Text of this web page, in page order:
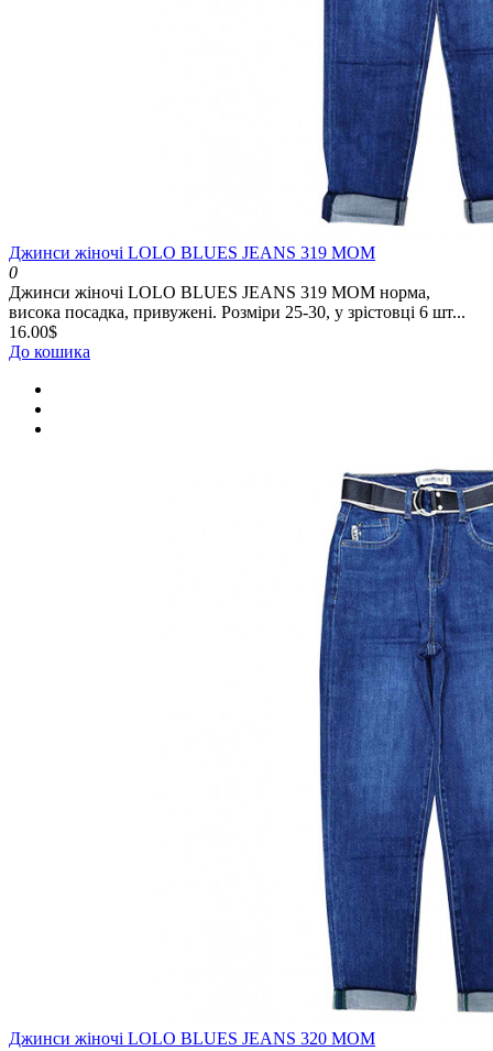
Джинси жіночі LOLO BLUES JEANS 319 MOM
0
Джинси жіночі LOLO BLUES JEANS 319 MOM норма,
висока посадка, привужені. Розміри 25-30, у зрістовці 6 шт...
16.00$
До кошика
Джинси жіночі LOLO BLUES JEANS 320 MOM